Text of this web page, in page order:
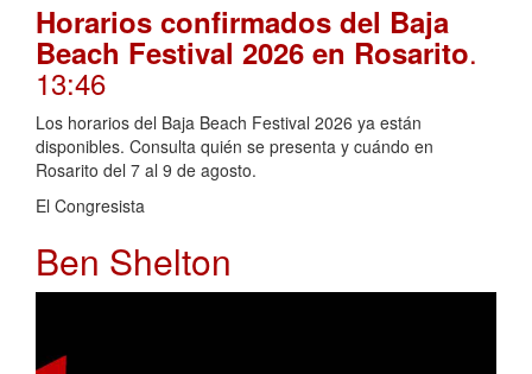
Horarios confirmados del Baja
Beach Festival 2026 en Rosarito.
13:46
Los horarios del Baja Beach Festival 2026 ya están
disponibles. Consulta quién se presenta y cuándo en
Rosarito del 7 al 9 de agosto.
El Congresista
Ben Shelton